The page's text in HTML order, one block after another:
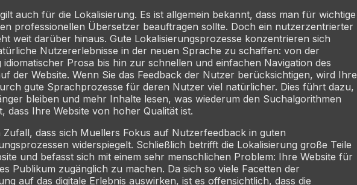
auch für die Lokalisierung. Es ist allgemein bekannt, dass man für wichtige
professionellen Übersetzer beauftragen sollte. Doch ein nutzerzentrierter
weit darüber hinaus. Gute Lokalisierungsprozesse konzentrieren sich
Nutzererlebnisse in der neuen Sprache zu schaffen: von der
idiomatischer Prosa bis hin zur schnellen und einfachen Navigation des
der Website. Wenn Sie das Feedback der Nutzer berücksichtigen, wird Ihre
gute Sprachprozesse für deren Nutzer viel natürlicher. Dies führt dazu,
bleiben und mehr Inhalte lesen, was wiederum den Suchalgorithmen
dass Ihre Website von hoher Qualität ist.
Zufall, dass sich Muellers Fokus auf Nutzerfeedback in guten
widerspiegelt. Schließlich betrifft die Lokalisierung große Teile
und befasst sich mit einem sehr menschlichen Problem: Ihre Website für
Publikum zugänglich zu machen. Da sich so viele Facetten der
auf das digitale Erlebnis auswirken, ist es offensichtlich, dass die